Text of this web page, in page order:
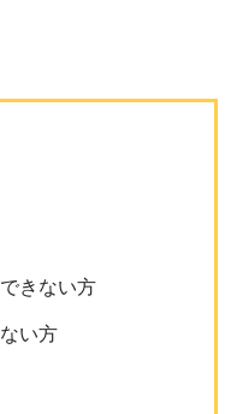
きない方
い方